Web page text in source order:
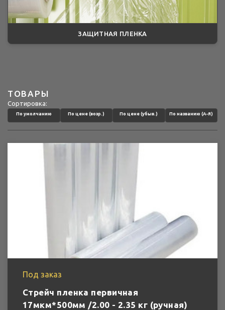
ЗАЩИТНАЯ ПЛЕНКА
ТОВАРЫ
Сортировка:
По умолчанию По цене (возр.) По цене (убыв.) По названию (А-Я)
Под заказ
Стрейч пленка первичная
17мкм*500мм /2.00 - 2.35 кг (ручная)